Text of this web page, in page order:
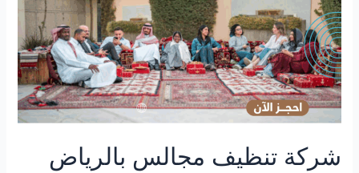
شركة تنظيف مجالس بالرياض